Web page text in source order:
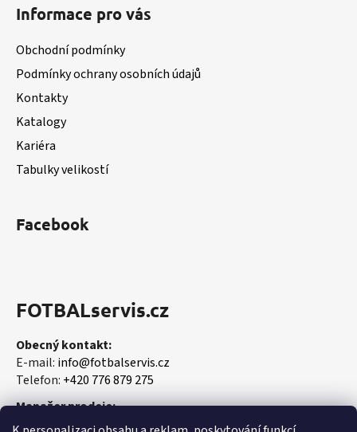
Informace pro vás
Obchodní podmínky
Podmínky ochrany osobních údajů
Kontakty
Katalogy
Kariéra
Tabulky velikostí
Facebook
FOTBALservis.cz
Obecný kontakt:
E-mail: info@fotbalservis.cz
Telefon: +420 776 879 275
Manažer prodeje:
Martin Vališ